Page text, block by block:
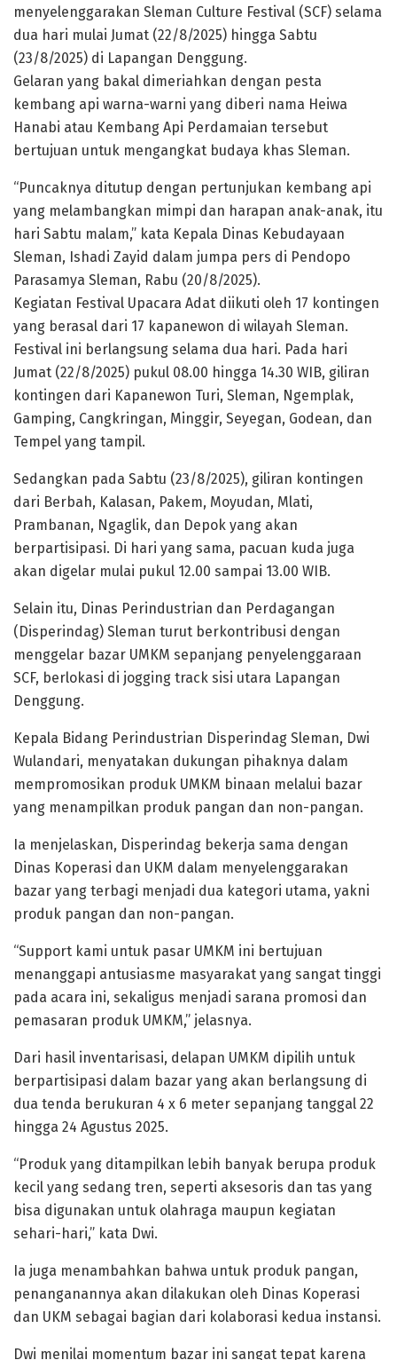
menyelenggarakan Sleman Culture Festival (SCF) selama
dua hari mulai Jumat (22/8/2025) hingga Sabtu
(23/8/2025) di Lapangan Denggung.
Gelaran yang bakal dimeriahkan dengan pesta
kembang api warna-warni yang diberi nama Heiwa
Hanabi atau Kembang Api Perdamaian tersebut
bertujuan untuk mengangkat budaya khas Sleman.
“Puncaknya ditutup dengan pertunjukan kembang api
yang melambangkan mimpi dan harapan anak-anak, itu
hari Sabtu malam,” kata Kepala Dinas Kebudayaan
Sleman, Ishadi Zayid dalam jumpa pers di Pendopo
Parasamya Sleman, Rabu (20/8/2025).
Kegiatan Festival Upacara Adat diikuti oleh 17 kontingen
yang berasal dari 17 kapanewon di wilayah Sleman.
Festival ini berlangsung selama dua hari. Pada hari
Jumat (22/8/2025) pukul 08.00 hingga 14.30 WIB, giliran
kontingen dari Kapanewon Turi, Sleman, Ngemplak,
Gamping, Cangkringan, Minggir, Seyegan, Godean, dan
Tempel yang tampil.
Sedangkan pada Sabtu (23/8/2025), giliran kontingen
dari Berbah, Kalasan, Pakem, Moyudan, Mlati,
Prambanan, Ngaglik, dan Depok yang akan
berpartisipasi. Di hari yang sama, pacuan kuda juga
akan digelar mulai pukul 12.00 sampai 13.00 WIB.
Selain itu, Dinas Perindustrian dan Perdagangan
(Disperindag) Sleman turut berkontribusi dengan
menggelar bazar UMKM sepanjang penyelenggaraan
SCF, berlokasi di jogging track sisi utara Lapangan
Denggung.
Kepala Bidang Perindustrian Disperindag Sleman, Dwi
Wulandari, menyatakan dukungan pihaknya dalam
mempromosikan produk UMKM binaan melalui bazar
yang menampilkan produk pangan dan non-pangan.
Ia menjelaskan, Disperindag bekerja sama dengan
Dinas Koperasi dan UKM dalam menyelenggarakan
bazar yang terbagi menjadi dua kategori utama, yakni
produk pangan dan non-pangan.
“Support kami untuk pasar UMKM ini bertujuan
menanggapi antusiasme masyarakat yang sangat tinggi
pada acara ini, sekaligus menjadi sarana promosi dan
pemasaran produk UMKM,” jelasnya.
Dari hasil inventarisasi, delapan UMKM dipilih untuk
berpartisipasi dalam bazar yang akan berlangsung di
dua tenda berukuran 4 x 6 meter sepanjang tanggal 22
hingga 24 Agustus 2025.
“Produk yang ditampilkan lebih banyak berupa produk
kecil yang sedang tren, seperti aksesoris dan tas yang
bisa digunakan untuk olahraga maupun kegiatan
sehari-hari,” kata Dwi.
Ia juga menambahkan bahwa untuk produk pangan,
penanganannya akan dilakukan oleh Dinas Koperasi
dan UKM sebagai bagian dari kolaborasi kedua instansi.
Dwi menilai momentum bazar ini sangat tepat karena